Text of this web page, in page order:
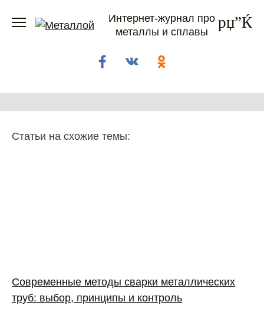
Интернет-журнал про
металлы и сплавы
Статьи на схожие темы:
Современные методы сварки металлических
труб: выбор, принципы и контроль